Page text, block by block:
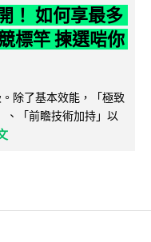
！ 如何享最多
標竿 揀選啱你
除了基本效能，「極致
、「前瞻技術加持」以